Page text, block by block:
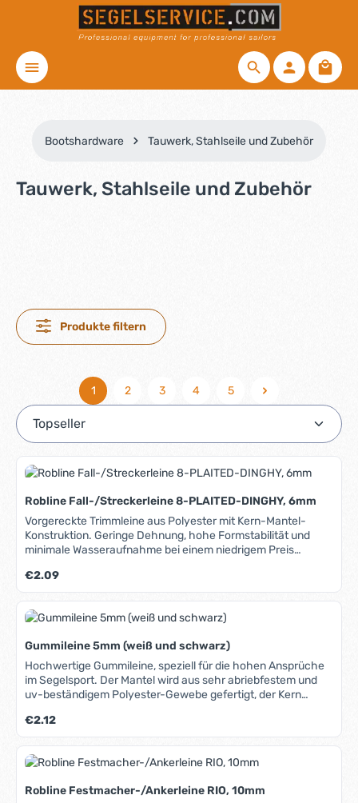
Zum Hauptinhalt springen
Bootshardware Tauwerk, Stahlseile und Zubehör
Tauwerk, Stahlseile und Zubehör
Produkte filtern
Seite
1
Seite
2
Seite
3
Seite
4
Seite
5
Robline Fall-/Streckerleine 8-PLAITED-DINGHY, 6mm
Vorgereckte Trimmleine aus Polyester mit Kern-Mantel-
Konstruktion. Geringe Dehnung, hohe Formstabilität und
minimale Wasseraufnahme bei einem niedrigem Preis
Stabilität sorgen für lange Haltbarkeit. Geeignet als Trimm-,
Strecker- und Fall-Leine. Lieferbare Farben: Schwarz Weiss
In unserem Blog erfahren Sie mehr über Materialien,
Herstellung und Pflege von Tauwerk.
Regulärer Preis:
€2.09
Gummileine 5mm (weiß und schwarz)
Hochwertige Gummileine, speziell für die hohen Ansprüche
im Segelsport. Der Mantel wird aus sehr abriebfestem und
uv-beständigem Polyester-Gewebe gefertigt, der Kern
diese Materialkombination entsteht ein kompakte, stabile
und langlebige Leine.
Regulärer Preis:
€2.12
Robline Festmacher-/Ankerleine RIO, 10mm